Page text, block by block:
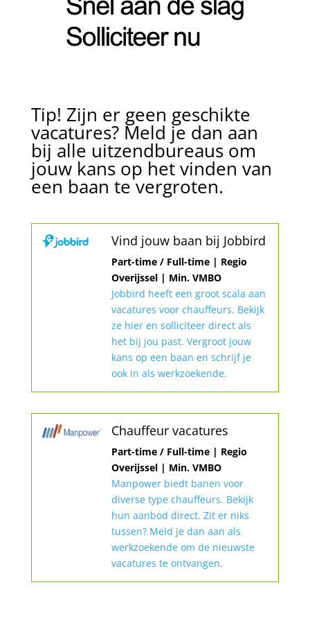
Tip! Zijn er geen geschikte
vacatures? Meld je dan aan
bij alle uitzendbureaus om
jouw kans op het vinden van
een baan te vergroten.
Vind jouw baan bij Jobbird
Part-time / Full-time | Regio
Overijssel | Min. VMBO
Jobbird heeft een groot scala aan
vacatures voor chauffeurs. Bekijk
ze hier en solliciteer direct als
het bij jou past. Vergroot jouw
kans op een baan en schrijf je
ook in als werkzoekende.
Chauffeur vacatures
Part-time / Full-time | Regio
Overijssel | Min. VMBO
Manpower biedt banen voor
diverse type chauffeurs. Bekijk
hun aanbod direct. Zit er niks
tussen? Meld je dan aan als
werkzoekende om de nieuwste
vacatures te ontvangen.